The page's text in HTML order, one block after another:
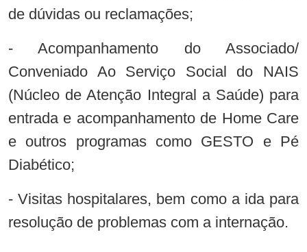
de dúvidas ou reclamações;
- Acompanhamento do Associado/
Conveniado Ao Serviço Social do NAIS
(Núcleo de Atenção Integral a Saúde) para
entrada e acompanhamento de Home Care
e outros programas como GESTO e Pé
Diabético;
- Visitas hospitalares, bem como a ida para
resolução de problemas com a internação.